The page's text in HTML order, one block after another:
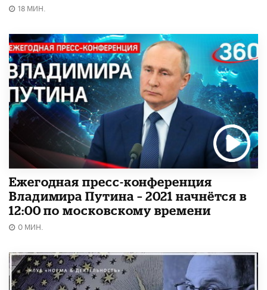
18 МИН.
Ежегодная пресс-конференция
Владимира Путина – 2021 начнётся в
12:00 по московскому времени
0 МИН.